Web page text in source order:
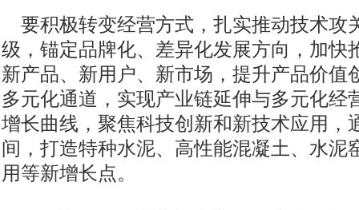
要积极转变经营方式，扎实推动技术攻
级，锚定品牌化、差异化发展方向，加快
新产品、新用户、新市场，提升产品价值
多元化通道，实现产业链延伸与多元化经
增长曲线，聚焦科技创新和新技术应用，
间，打造特种水泥、高性能混凝土、水泥
用等新增长点。